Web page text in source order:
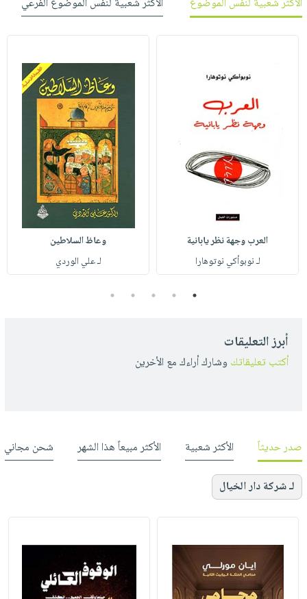
العرب وجهة نظر يابانية
لـ نوبوأكي نوتوهارا
وعاظ السلاطين
لـ علي الوردي
1
2
3
4
5
أبرز التعليقات
أكتب تعليقاتك وشارك أراءك مع الأخرين
صدر حديثاً الأكثر شعبية الأكثر مبيعاً هذا الشهر شحن مجاني
لـ شركة دار الخيال